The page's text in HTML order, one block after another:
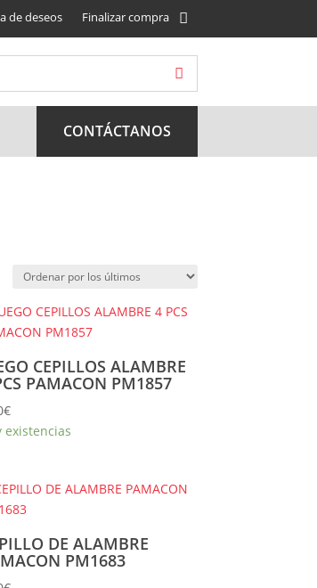
de deseos Finalizar compra
CONTÁCTANOS
CEPILLOS ALAMBRE
PAMACON PM1857
€
existencias
DE ALAMBRE
PM1683